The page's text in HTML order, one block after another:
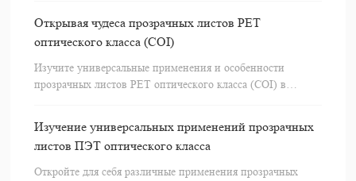
Открывая чудеса прозрачных листов PET
оптического класса (COI)
Изучите универсальные применения и особенности
прозрачных листов PET оптического класса (COI) в
Изучение универсальных применений прозрачных
листов ПЭТ оптического класса
Откройте для себя различные применения прозрачных